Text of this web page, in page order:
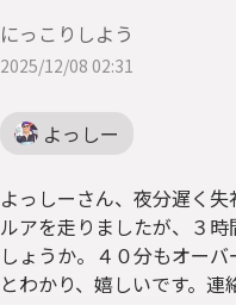
にっこりしよう
2025/12/08 02:31
よっしー
よっしーさん、夜分遅く
ルアを走りましたが、３
しょうか。４０分もオー
とわかり、嬉しいです。連